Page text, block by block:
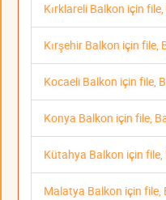
Kırklareli Balkon için
Kırşehir Balkon için file,
Kocaeli Balkon için file,
Konya Balkon için file,
Kütahya Balkon için
Malatya Balkon için file,